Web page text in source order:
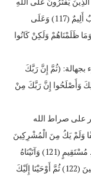
الْكَذِبَ لَا يُفْلِحُونَ (116) مَتَاعٌ قَلِيلٌ وَلَهُمْ عَذَابٌ أَلِيمٌ (117) وَعَلَى
ظَلَمْنَاهُمْ وَلَكِنْ كَانُوا
بجهالة: (ثُمَّ إِنَّ رَبَّكَ
وَأَصْلَحُوا إِنَّ رَبَّكَ مِنْ
على صراط الله
وَلَمْ يَكُ مِنَ الْمُشْرِكِينَ
(120) شَاكِرًا لِأَنْعُمِهِ اجْتَبَاهُ وَهَدَاهُ إِلَى صِرَاطٍ مُسْتَقِيمٍ (121) وَآتَيْنَاهُ
فِي الدُّنْيَا حَسَنَةً وَإِنَّهُ فِي الْآخِرَةِ لَمِنَ الصَّالِحِينَ (122) ثُمَّ أَوْحَيْنَا إِلَيْكَ